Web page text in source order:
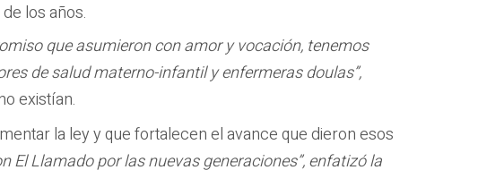
los años.
que asumieron con amor y vocación, tenemos
de salud materno-infantil y enfermeras doulas”,
existían.
la ley y que fortalecen el avance que dieron esos
Llamado por las nuevas generaciones”, enfatizó la